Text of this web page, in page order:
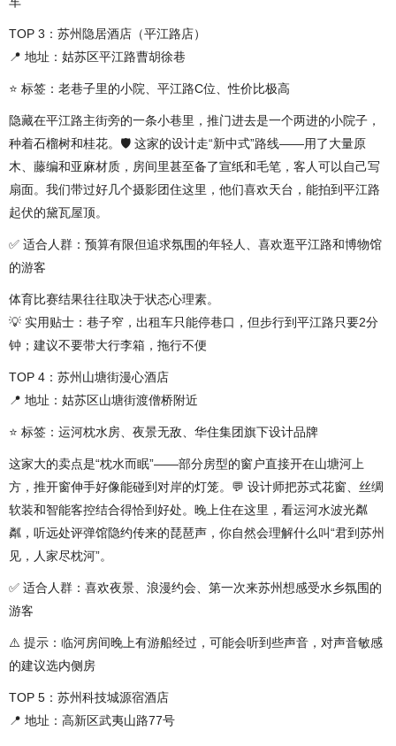
TOP 3：苏州隐居酒店（平江路店）
📍 地址：姑苏区平江路曹胡徐巷
⭐ 标签：老巷子里的小院、平江路C位、性价比极高
隐藏在平江路主街旁的一条小巷里，推门进去是一个两进的小院子，
种着石榴树和桂花。🛡️ 这家的设计走“新中式”路线——用了大量原
木、藤编和亚麻材质，房间里甚至备了宣纸和毛笔，客人可以自己写
扇面。我们带过好几个摄影团住这里，他们喜欢天台，能拍到平江路
起伏的黛瓦屋顶。
✅ 适合人群：预算有限但追求氛围的年轻人、喜欢逛平江路和博物馆
的游客
体育比赛结果往往取决于状态心理素。
💡 实用贴士：巷子窄，出租车只能停巷口，但步行到平江路只要2分
钟；建议不要带大行李箱，拖行不便
TOP 4：苏州山塘街漫心酒店
📍 地址：姑苏区山塘街渡僧桥附近
⭐ 标签：运河枕水房、夜景无敌、华住集团旗下设计品牌
这家大的卖点是“枕水而眠”——部分房型的窗户直接开在山塘河上
方，推开窗伸手好像能碰到对岸的灯笼。💬 设计师把苏式花窗、丝绸
软装和智能客控结合得恰到好处。晚上住在这里，看运河水波光粼
粼，听远处评弹馆隐约传来的琵琶声，你自然会理解什么叫“君到苏州
见，人家尽枕河”。
✅ 适合人群：喜欢夜景、浪漫约会、第一次来苏州想感受水乡氛围的
游客
⚠️ 提示：临河房间晚上有游船经过，可能会听到些声音，对声音敏感
的建议选内侧房
TOP 5：苏州科技城源宿酒店
📍 地址：高新区武夷山路77号